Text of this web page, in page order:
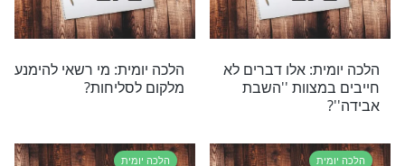
- מוזיקה בימי בין
הלכה יומית – הנהגה לחול
המועד